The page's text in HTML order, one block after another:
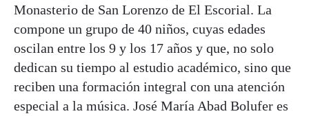
Monasterio de San Lorenzo de El Escorial. La
compone un grupo de 40 niños, cuyas edades
oscilan entre los 9 y los 17 años y que, no solo
dedican su tiempo al estudio académico, sino que
reciben una formación integral con una atención
especial a la música. José María Abad Bolufer es